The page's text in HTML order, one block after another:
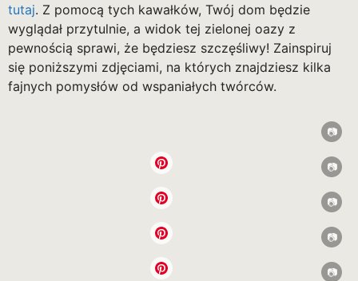
tutaj. Z pomocą tych kawałków, Twój dom będzie
wyglądał przytulnie, a widok tej zielonej oazy z
pewnością sprawi, że będziesz szczęśliwy! Zainspiruj
się poniższymi zdjęciami, na których znajdziesz kilka
fajnych pomysłów od wspaniałych twórców.